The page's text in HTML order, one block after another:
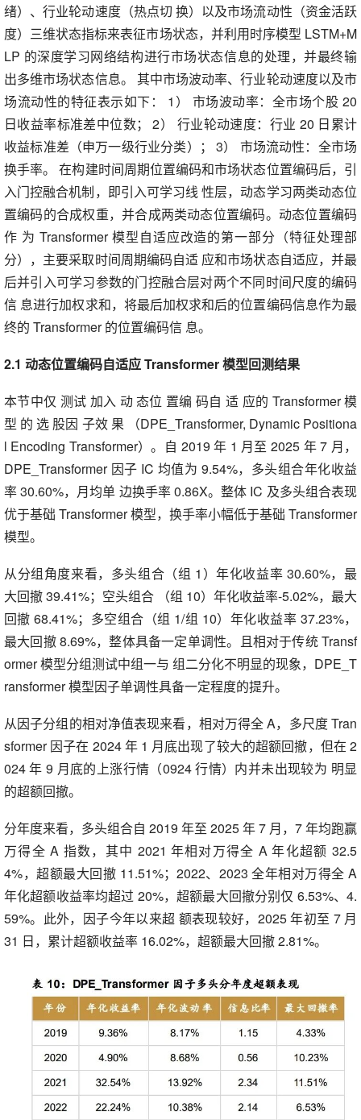
绪）、行业轮动速度（热点切 换）以及市场流动性（资金活跃
度）三维状态指标来表征市场状态，并利用时序模型 LSTM+M
LP 的深度学习网络结构进行市场状态信息的处理，并最终输
出多维市场状态信息。 其中市场波动率、行业轮动速度以及市
场流动性的特征表示如下： 1） 市场波动率：全市场个股 20
日收益率标准差中位数； 2） 行业轮动速度：行业 20 日累计
收益标准差（申万一级行业分类）； 3） 市场流动性：全市场
换手率。 在构建时间周期位置编码和市场状态位置编码后，引
入门控融合机制，即引入可学习线 性层，动态学习两类动态位
置编码的合成权重，并合成两类动态位置编码。动态位置编码
作 为 Transformer 模型自适应改造的第一部分（特征处理部
分），主要采取时间周期编码自适 应和市场状态自适应，并最
后并引入可学习参数的门控融合层对两个不同时间尺度的编码
信 息进行加权求和，将最后加权求和后的位置编码信息作为最
终的 Transformer 的位置编码信 息。
2.1 动态位置编码自适应 Transformer 模型回测结果
本节中仅 测试 加入 动 态位 置编 码自 适 应的 Transformer 模
型 的 选 股因 子效 果 （DPE_Transformer, Dynamic Positiona
l Encoding Transformer）。自 2019 年 1 月至 2025 年 7 月，
DPE_Transformer 因子 IC 均值为 9.54%，多头组合年化收益
率 30.60%，月均单 边换手率 0.86X。整体 IC 及多头组合表现
优于基础 Transformer 模型，换手率小幅低于基础 Transformer
模型。
从分组角度来看，多头组合（组 1）年化收益率 30.60%，最
大回撤 39.41%；空头组合 （组 10）年化收益率-5.02%，最大
回撤 68.41%；多空组合（组 1/组 10）年化收益率 37.23%，
最大回撤 8.69%，整体具备一定单调性。且相对于传统 Transf
ormer 模型分组测试中组一与 组二分化不明显的现象，DPE_T
ransformer 模型因子单调性具备一定程度的提升。
从因子分组的相对净值表现来看，相对万得全 A，多尺度 Tran
sformer 因子在 2024 年 1 月底出现了较大的超额回撤，但在 2
024 年 9 月底的上涨行情（0924 行情）内并未出现较为 明显
的超额回撤。
分年度来看，多头组合自 2019 年至 2025 年 7 月，7 年均跑赢
万得全 A 指数，其中 2021 年相对万得全 A 年化超额 32.5
4%，超额最大回撤 11.51%；2022、2023 全年相对万得全 A
年化超额收益率均超过 20%，超额最大回撤分别仅 6.53%、4.
59%。此外，因子今年以来超 额表现较好，2025 年初至 7 月
31 日，累计超额收益率 16.02%，超额最大回撤 2.81%。